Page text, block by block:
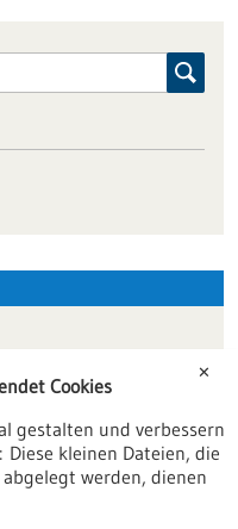
✕
Cookies
gestalten und verbessern
kleinen Dateien, die
werden, dienen